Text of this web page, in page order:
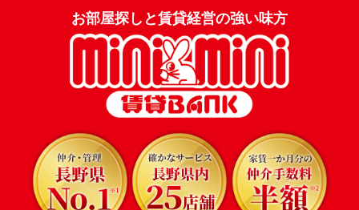
お部屋探しと賃貸経営の強い味方